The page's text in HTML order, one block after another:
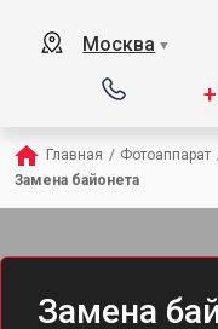
Москва ▼
Главная / Фотоаппарат
Замена байонета
Замена